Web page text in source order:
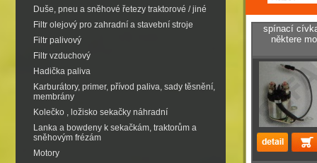
Duše, pneu a sněhové řetezy traktorové / jiné
Filtr olejový pro zahradní a stavební stroje
Filtr palivový
Filtr vzduchový
Hadička paliva
Karburátory, primer, přívod paliva, sady těsnění,
membrány
Kolečko , ložisko sekačky náhradní
Lanka a bowdeny k sekačkám, traktorům a
sněhovým frézám
Motory
spínací
některe